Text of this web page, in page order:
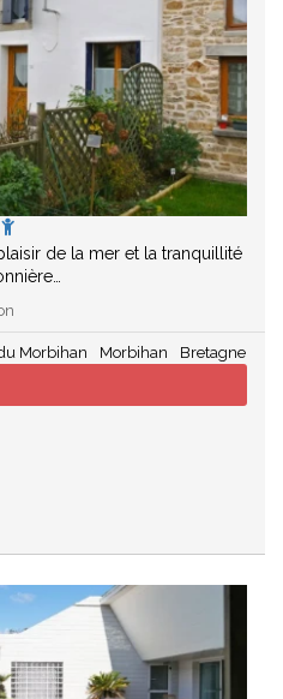
de la mer et la tranquillité
Morbihan Morbihan Bretagne